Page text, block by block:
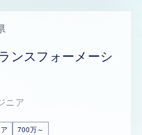
ンスフォーメーシ
ニア
700万～